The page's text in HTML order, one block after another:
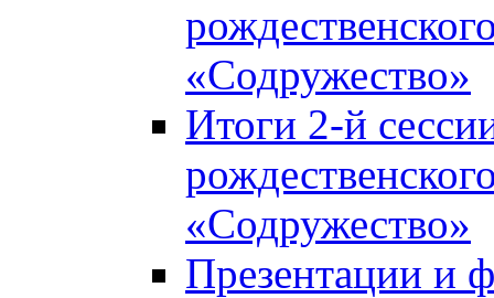
«Содружество»
Итоги 2-й
«Содружество»
Презентации и